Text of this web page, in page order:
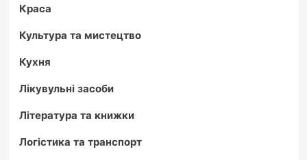
Краса
Культура та мистецтво
Кухня
Лікувульні засоби
Література та книжки
Логістика та транспорт